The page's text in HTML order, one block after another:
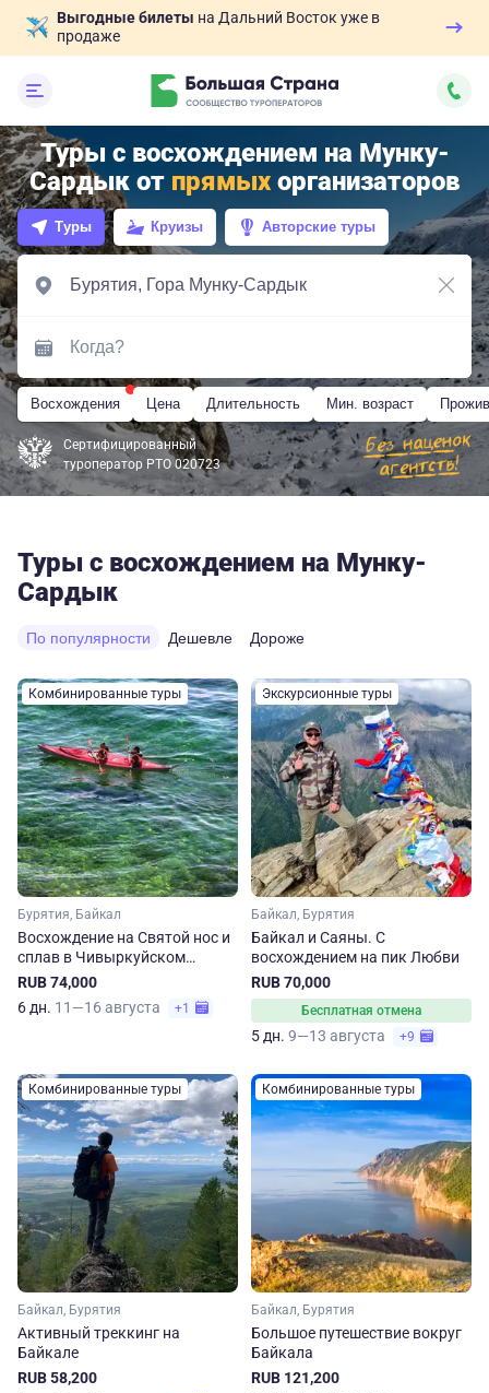
Выгодные билеты на Дальний Восток уже в
продаже
Туры с восхождением на Мунку-
Сардык от прямыхорганизаторов
Туры Круизы Авторские туры
Восхождения Цена Длительность Мин. возраст
Сертифицированный
туроператор РТО 020723
Туры с восхождением на Мунку-
Сардык
По популярности Дешевле Дороже
Комбинированные туры
Бурятия, Байкал
Восхождение на Святой нос и
сплав в Чивыркуйском
заливе
RUB 74,000
6 дн. 11—16 августа +1
Экскурсионные туры
Байкал, Бурятия
Байкал и Саяны. С
восхождением на пик Любви
RUB 70,000
Бесплатная отмена
5 дн. 9—13 августа +9
Комбинированные туры
Байкал, Бурятия
Активный треккинг на
Байкале
RUB 58,200
Комбинированные туры
Байкал, Бурятия
Большое путешествие вокруг
Байкала
RUB 121,200